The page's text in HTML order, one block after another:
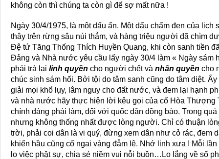
không còn thì chúng ta còn gì để sợ mất nữa !
Ngày 30/4/1975, là một dấu ấn. Một dấu chấm đen của
thây trên rừng sâu núi thẳm, và hàng triệu người đã chìm
Đệ tứ Tăng Thống Thích Huyền Quang, khi còn sanh tiền
Đảng và Nhà nước yêu cầu lấy ngày 30/4 làm « Ngày sám
phải trả lạilinh quyền cho người chết vànhân quyền cho
chúc sinh sám hối. Bởi tội do tâm sanh cũng do tâm diệt.
giải mọi khổ lụy, lâm nguy cho đất nước, và đem lại hạnh
và nhà nước hãy thực hiện lời kêu gọi của cố Hòa Thượng
chính đáng phải làm, đối với quốc dân đồng bào. Trong
nhưng không thống nhất được lòng người. Chỉ có thuận
trời, phải coi dân là vi quý, đừng xem dân như cỏ rác, đem
khiến hầu cũng cố ngai vàng đẫm lệ. Nhớ linh xưa ! Mỗi
lo việc phật sự, chia sẻ niềm vui nỗi buồn…Lo lắng về số